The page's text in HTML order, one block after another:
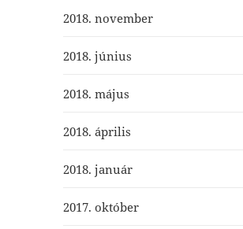
2018. november
2018. június
2018. május
2018. április
2018. január
2017. október